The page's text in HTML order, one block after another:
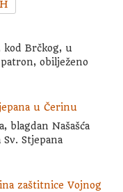
kod Brčkog, u
obilježeno
u Čerinu
blagdan Našašća
Stjepana
zaštitnice Vojnog